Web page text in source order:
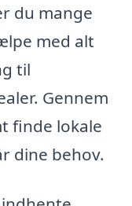
du mange
med alt
til
Gennem
finde lokale
dine behov.